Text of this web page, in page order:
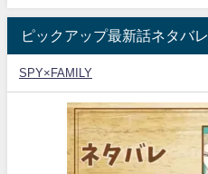
ピックアップ最新話ネタバレ
SPY×FAMILY